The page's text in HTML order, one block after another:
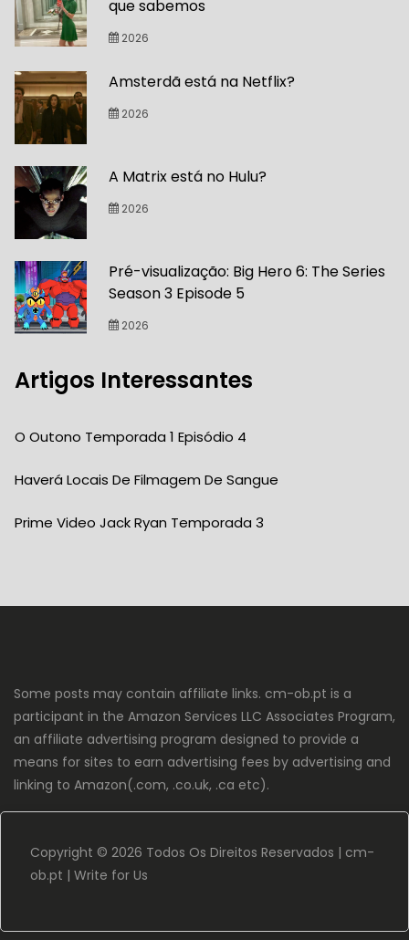
que sabemos
2026
Amsterdã está na Netflix?
2026
A Matrix está no Hulu?
2026
Pré-visualização: Big Hero 6: The Series
Season 3 Episode 5
2026
Artigos Interessantes
O Outono Temporada 1 Episódio 4
Haverá Locais De Filmagem De Sangue
Prime Video Jack Ryan Temporada 3
Some posts may contain affiliate links. cm-ob.pt is a
participant in the Amazon Services LLC Associates Program,
an affiliate advertising program designed to provide a
means for sites to earn advertising fees by advertising and
linking to Amazon(.com, .co.uk, .ca etc).
Copyright © 2026 Todos Os Direitos Reservados | cm-
ob.pt | Write for Us